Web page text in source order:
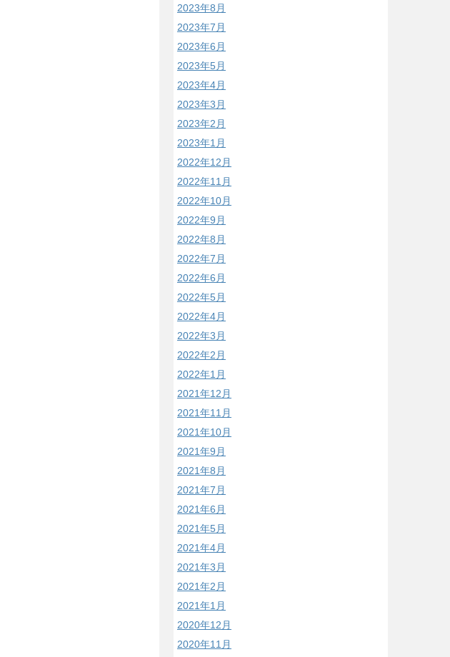
2023年8月
2023年7月
2023年6月
2023年5月
2023年4月
2023年3月
2023年2月
2023年1月
2022年12月
2022年11月
2022年10月
2022年9月
2022年8月
2022年7月
2022年6月
2022年5月
2022年4月
2022年3月
2022年2月
2022年1月
2021年12月
2021年11月
2021年10月
2021年9月
2021年8月
2021年7月
2021年6月
2021年5月
2021年4月
2021年3月
2021年2月
2021年1月
2020年12月
2020年11月